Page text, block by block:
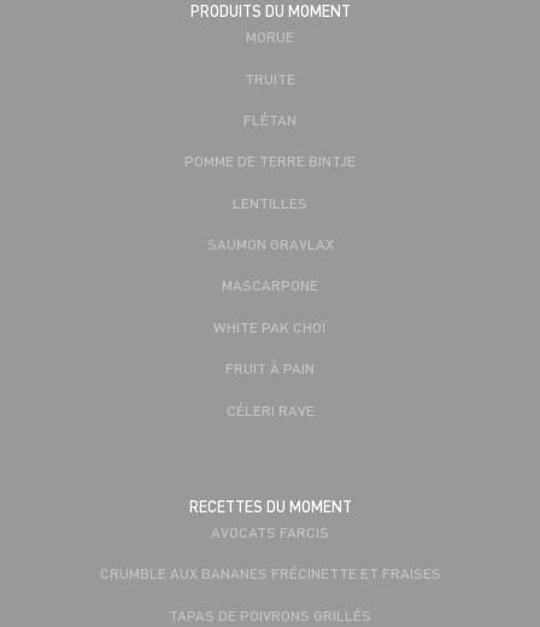
PRODUITS DU MOMENT
MORUE
TRUITE
FLÉTAN
POMME DE TERRE BINTJE
LENTILLES
SAUMON GRAVLAX
MASCARPONE
WHITE PAK CHOÏ
FRUIT À PAIN
CÉLERI RAVE
RECETTES DU MOMENT
AVOCATS FARCIS
CRUMBLE AUX BANANES FRÉCINETTE ET FRAISES
TAPAS DE POIVRONS GRILLÉS